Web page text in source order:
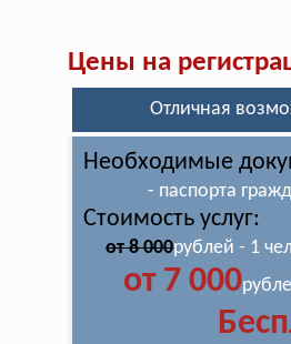
Цены на
Отличная
Необходимые
- паспорта
Стоимость услуг:
от 8 000рублей - 1
от 7 000